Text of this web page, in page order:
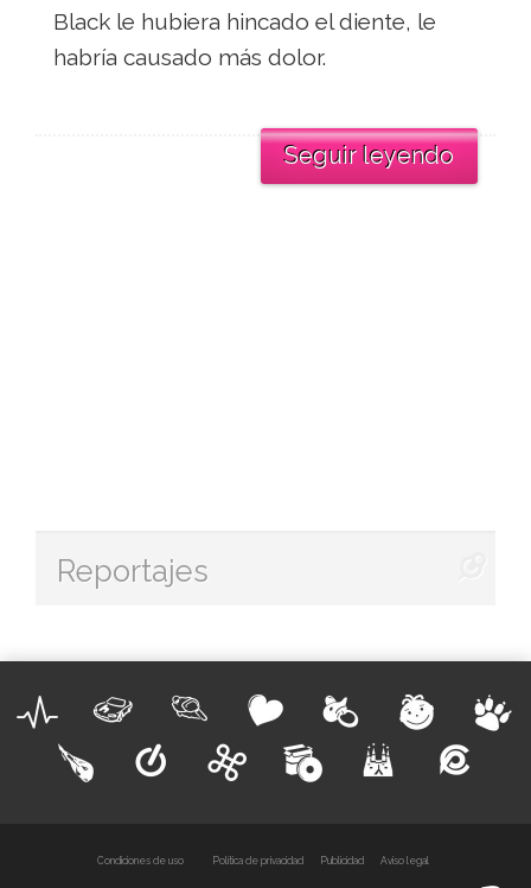
Black le hubiera hincado el diente, le
habría causado más dolor.
Seguir leyendo
Reportajes
Condiciones de uso Política de privacidad Publicidad Aviso legal